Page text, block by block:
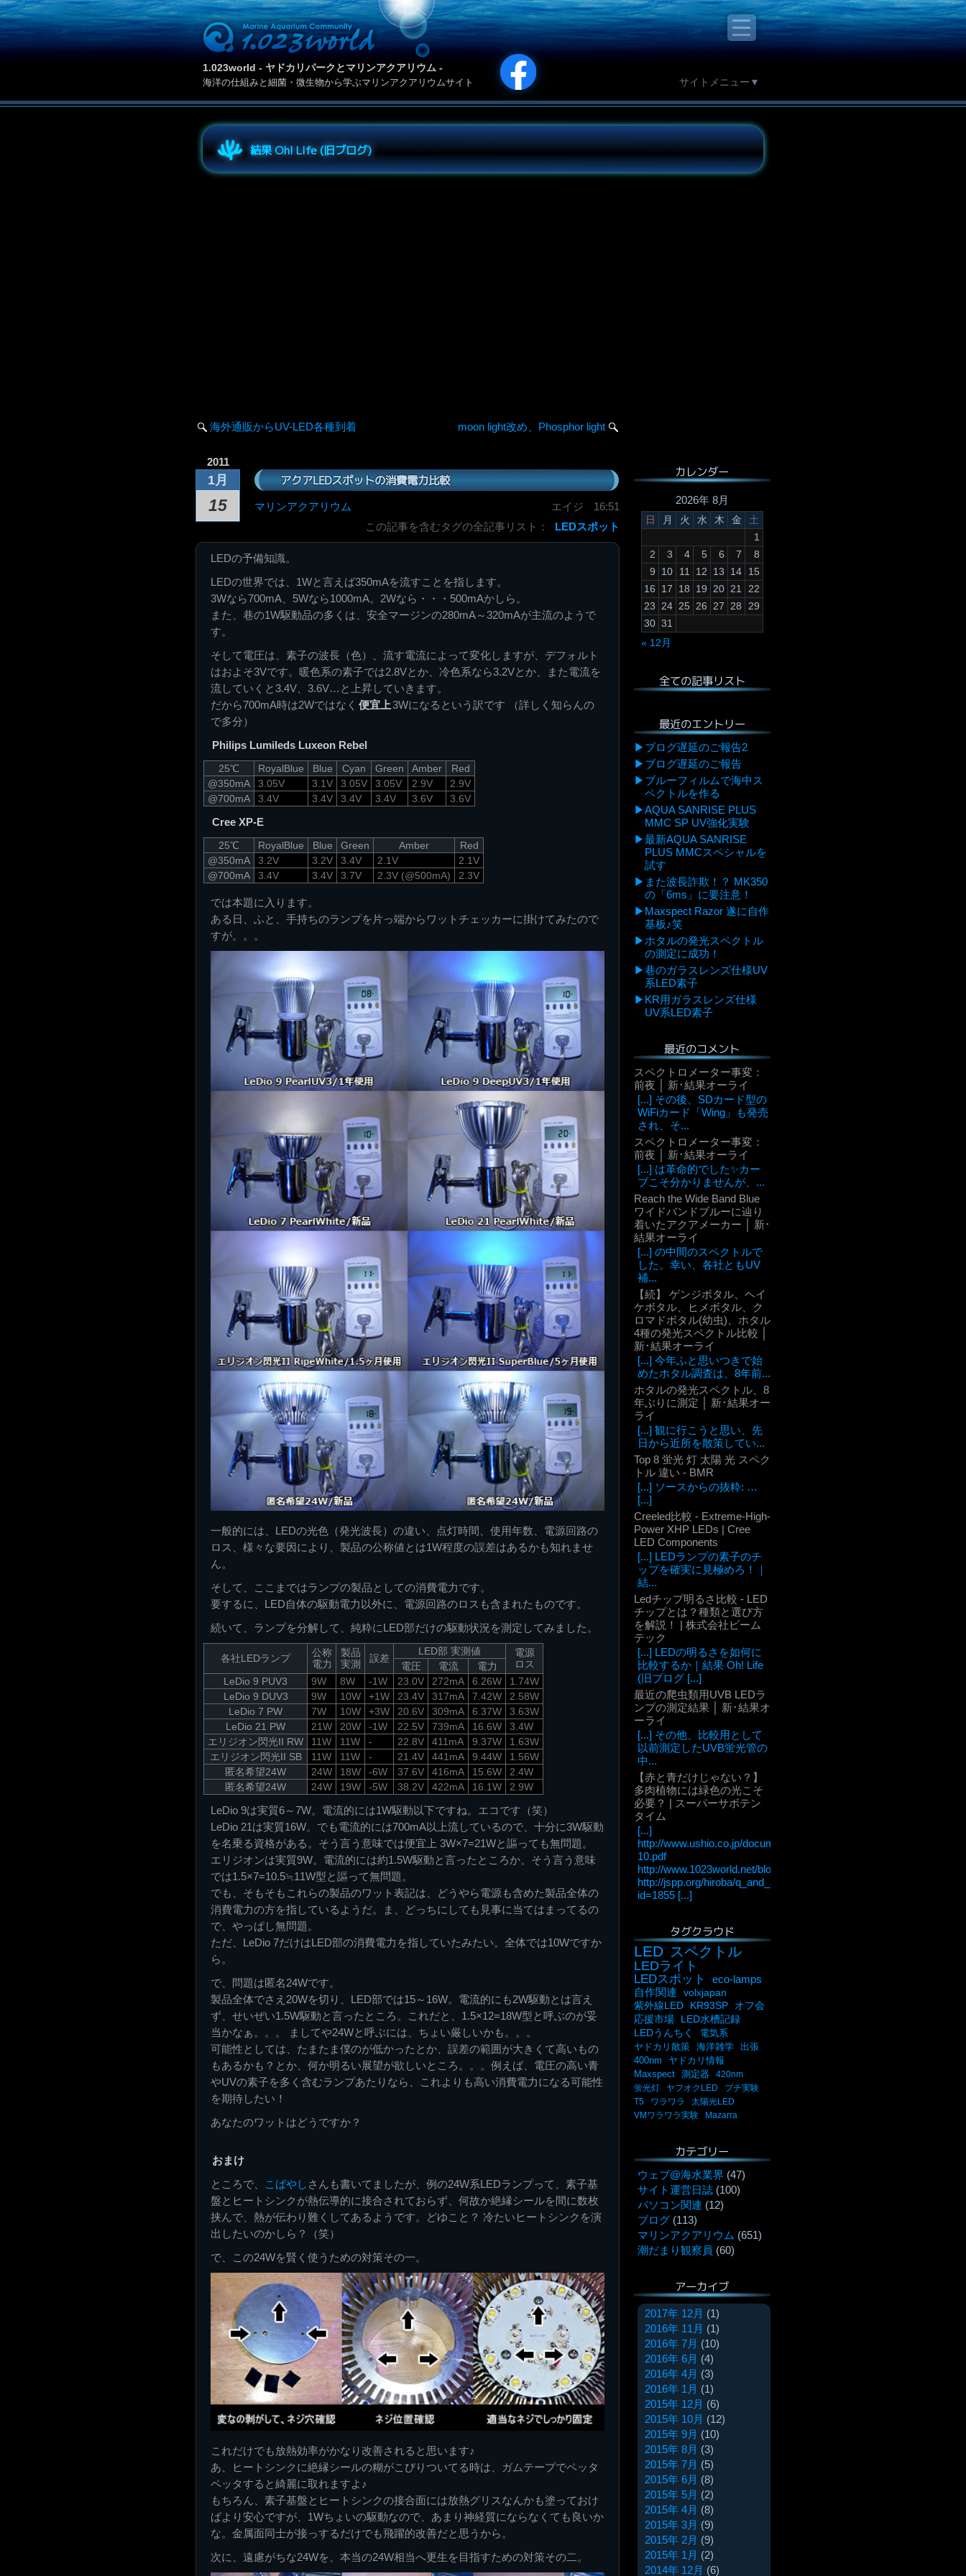
1.023world - ヤドカリパークとマリンアクアリウム -
海洋の仕組みと細菌・微生物から学ぶマリンアクアリウムサイト サイトメニュー▼
結果 Oh! Life (旧ブログ)
海外通販からUV-LED各種到着 moon light改め、Phosphor light
2011
1月
15
アクアLEDスポットの消費電力比較
マリンアクアリウム エイジ
16:51
この記事を含むタグの全記事リスト：
LEDスポット
LEDの予備知識。
LEDの世界では、1Wと言えば350mAを流すことを指します。
3Wなら700mA、5Wなら1000mA。2Wなら・・・500mAかしら。
また、巷の1W駆動品の多くは、安全マージンの280mA～320mAが主流のようで
す。
そして電圧は、素子の波長（色）、流す電流によって変化しますが、デフォルト
はおよそ3Vです。暖色系の素子では2.8Vとか、冷色系なら3.2Vとか、また電流を
流していくと3.4V、3.6V…と上昇していきます。
だから700mA時は2Wではなく 便宜上3Wになるという訳です （詳しく知らんの
で多分）
Philips Lumileds Luxeon Rebel
25℃ RoyalBlue Blue Cyan Green Amber
Red
@350mA
3.05V 3.1V 3.05V 3.05V 2.9V
2.9V
@700mA
3.4V 3.4V 3.4V 3.4V 3.6V 3.6V
Cree XP-E
25℃ RoyalBlue Blue Green Amber
Red
@350mA
3.2V 3.2V 3.4V 2.1V
2.1V
@700mA
3.4V 3.4V 3.7V 2.3V (@500mA) 2.3V
では本題に入ります。
ある日、ふと、手持ちのランプを片っ端からワットチェッカーに掛けてみたので
すが。。。
一般的には、LEDの光色（発光波長）の違い、点灯時間、使用年数、電源回路の
ロス、様々な要因により、製品の公称値とは1W程度の誤差はあるかも知れませ
ん。
そして、ここまではランプの製品としての消費電力です。
要するに、LED自体の駆動電力以外に、電源回路のロスも含まれたものです。
続いて、ランプを分解して、純粋にLED部だけの駆動状況を測定してみました。
各社LEDランプ
公称
電力
製品
実測
誤差
LED部 実測値
電源
ロス
電圧 電流
電力
LeDio 9 PUV3
9W 8W -1W 23.0V 272mA 6.26W
1.74W
LeDio 9 DUV3
9W 10W +1W 23.4V 317mA 7.42W
2.58W
LeDio 7 PW
7W 10W +3W 20.6V 309mA 6.37W
3.63W
LeDio 21 PW
21W 20W -1W 22.5V 739mA 16.6W
3.4W
エリジオン閃光II RW
11W 11W - 22.8V 411mA 9.37W
1.63W
エリジオン閃光II SB
11W 11W - 21.4V 441mA 9.44W
1.56W
匿名希望24W
24W 18W -6W 37.6V 416mA 15.6W
2.4W
匿名希望24W
24W 19W -5W 38.2V 422mA 16.1W 2.9W
LeDio 9は実質6～7W。電流的には1W駆動以下ですね。エコです（笑）
LeDio 21は実質16W。でも電流的には700mA以上流しているので、十分に3W駆動
を名乗る資格がある。そう言う意味では便宜上 3W×7=21Wと謳っても無問題。
エリジオンは実質9W。電流的には約1.5W駆動と言ったところか。そう言う意味
では1.5×7=10.5≒11W型と謳って無問題。
でも、そもそもこれらの製品のワット表記は、どうやら電源も含めた製品全体の
消費電力の方を指しているようだ。ま、どっちにしても見事に当てはまってるの
で、やっぱし無問題。
ただ、LeDio 7だけはLED部の消費電力を指していたみたい。全体では10Wですか
ら。
で、問題は匿名24Wです。
製品全体でさえ20Wを切り、LED部では15～16W。電流的にも2W駆動とは言え
ず、せいぜい1.5W駆動と言ったところ。これだと、1.5×12=18W型と呼ぶのが妥
当かなぁ。。。 ましてや24Wと呼ぶには、ちょい厳しいかも。。。
可能性としては、たまたま僕のが低かったとか、誤差の範囲が大きくて高いもの
もあるかも？とか、何か明るい展望が欲しいところ。。。例えば、電圧の高い青
やUVの素子を多く含むランプあたりなら、これよりも高い消費電力になる可能性
を期待したい！
あなたのワットはどうですか？
おまけ
ところで、
こばやし さんも書いてましたが、例の24W系LEDランプって、素子基
盤とヒートシンクが熱伝導的に接合されておらず、何故か絶縁シールを間に数枚
挟んで、熱が伝わり難くしてあるようです。どゆこと？ 冷たいヒートシンクを演
出したいのかしら？（笑）
で、この24Wを賢く使うための対策その一。
これだけでも放熱効率がかなり改善されると思います♪
あ、ヒートシンクに絶縁シールの糊がこびりついてる時は、ガムテープでペッタ
ペッタすると綺麗に取れますよ♪
もちろん、素子基盤とヒートシンクの接合面には放熱グリスなんかも塗っておけ
ばより安心ですが、1Wちょいの駆動なので、あまり神経質にならなくても良いか
な。金属面同士が接っするだけでも飛躍的改善だと思うから。
次に、遠慮がちな24Wを、本当の24W相当へ更生を目指すための対策その二。
カレンダー
2026年 8月
日 月 火 水 木 金 土
« 12月
1
2
3 4 5 6 7
8
9
10 11 12 13 14
15
16
17 18 19 20 21
22
23
24 25 26 27 28
29
30 31
全ての記事リスト
最近のエントリー
ブログ遅延のご報告2
ブログ遅延のご報告
ブルーフィルムで海中ス
ペクトルを作る
AQUA SANRISE PLUS
MMC SP UV強化実験
最新AQUA SANRISE
PLUS MMCスペシャルを
試す
また波長詐欺！？ MK350
の「6ms」に要注意！
Maxspect Razor 遂に自作
基板♪笑
ホタルの発光スペクトル
の測定に成功！
巷のガラスレンズ仕様UV
系LED素子
KR用ガラスレンズ仕様
UV系LED素子
最近のコメント
スペクトロメーター事変：
前夜 │ 新･結果オーライ
[...] その後、SDカード型の
WiFiカード「Wing」も発売
され、そ...
スペクトロメーター事変：
前夜 │ 新･結果オーライ
[...] は革命的でした✨カー
ブこそ分かりませんが、...
Reach the Wide Band Blue
ワイドバンドブルーに辿り
着いたアクアメーカー │ 新･
結果オーライ
[...] の中間のスペクトルで
した。幸い、各社ともUV
補...
【続】 ゲンジボタル、ヘイ
ケボタル、ヒメボタル、ク
ロマドボタル(幼虫)、ホタル
4種の発光スペクトル比較 │
新･結果オーライ
[...] 今年ふと思いつきで始
めたホタル調査は、8年前...
ホタルの発光スペクトル、8
年ぶりに測定 │ 新･結果オー
ライ
[...] 観に行こうと思い、先
日から近所を散策してい...
Top 8 蛍光 灯 太陽 光 スペク
トル 違い - BMR
[...] ソースからの抜粋: …
[...]
Creeled比較 - Extreme-High-
Power XHP LEDs | Cree
LED Components
[...] LEDランプの素子のチ
ップを確実に見極めろ！｜
結...
Ledチップ明るさ比較 - LED
チップとは？種類と選び方
を解説！ | 株式会社ビーム
テック
[...] LEDの明るさを如何に
比較するか｜結果 Oh! Life
(旧ブログ [...]
最近の爬虫類用UVB LEDラ
ンプの測定結果 │ 新･結果オ
ーライ
[...] その他、比較用として
以前測定したUVB蛍光管の
中...
【赤と青だけじゃない？】
多肉植物には緑色の光こそ
必要？ | スーパーサボテン
タイム
[...]
http://www.ushio.co.jp/documents/technology/lightedge/lightedge_36/
10.pdf
http://www.1023world.net/blog/
http://jspp.org/hiroba/q_and_a/detail.html?
id=1855 [...]
タグクラウド
LED スペクトル
LEDライト
LEDスポット
eco-lamps
自作関連
volxjapan
紫外線LED
KR93SP
オフ会
応援市場
LED水槽記録
LEDうんちく
電気系
ヤドカリ散策 海洋雑学 出張
400nm
ヤドカリ情報
Maxspect
測定器
420nm
蛍光灯
ヤフオクLED
プチ実験
T5
ワラワラ
太陽光LED
VMワラワラ実験
Mazarra
カテゴリー
ウェブ@海水業界 (47)
サイト運営日誌 (100)
パソコン関連 (12)
ブログ (113)
マリンアクアリウム (651)
潮だまり観察員 (60)
アーカイブ
2017年 12月 (1)
2016年 11月 (1)
2016年 7月 (10)
2016年 6月 (4)
2016年 4月 (3)
2016年 1月 (1)
2015年 12月 (6)
2015年 10月 (12)
2015年 9月 (10)
2015年 8月 (3)
2015年 7月 (5)
2015年 6月 (8)
2015年 5月 (2)
2015年 4月 (8)
2015年 3月 (9)
2015年 2月 (9)
2015年 1月 (2)
2014年 12月 (6)